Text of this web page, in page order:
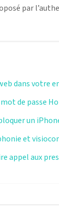
par
dans votre
de passe
un
et
appel aux